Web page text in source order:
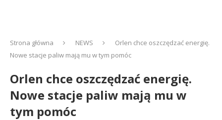
Strona główna NEWS
Orlen chce oszczędzać energię.
Nowe stacje paliw mają mu w tym pomóc
Orlen chce oszczędzać energię.
Nowe stacje paliw mają mu w
tym pomóc